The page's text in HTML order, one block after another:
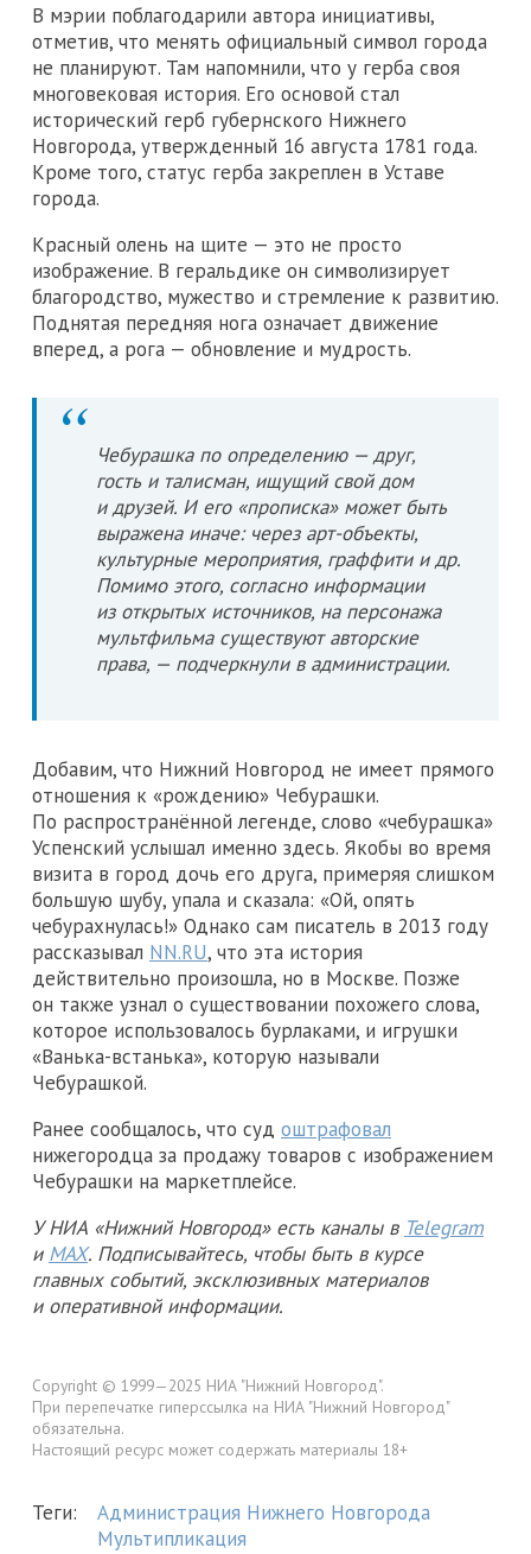
В мэрии поблагодарили автора инициативы,
отметив, что менять официальный символ города
не планируют. Там напомнили, что у герба своя
многовековая история. Его основой стал
исторический герб губернского Нижнего
Новгорода, утвержденный 16 августа 1781 года.
Кроме того, статус герба закреплен в Уставе
города.
Красный олень на щите — это не просто
изображение. В геральдике он символизирует
благородство, мужество и стремление к развитию.
Поднятая передняя нога означает движение
вперед, а рога — обновление и мудрость.
Чебурашка по определению — друг,
гость и талисман, ищущий свой дом
и друзей. И его «прописка» может быть
выражена иначе: через арт-объекты,
культурные мероприятия, граффити и др.
Помимо этого, согласно информации
из открытых источников, на персонажа
мультфильма существуют авторские
права, — подчеркнули в администрации.
Добавим, что Нижний Новгород не имеет прямого
отношения к «рождению» Чебурашки.
По распространённой легенде, слово «чебурашка»
Успенский услышал именно здесь. Якобы во время
визита в город дочь его друга, примеряя слишком
большую шубу, упала и сказала: «Ой, опять
чебурахнулась!» Однако сам писатель в 2013 году
рассказывал NN.RU, что эта история
действительно произошла, но в Москве. Позже
он также узнал о существовании похожего слова,
которое использовалось бурлаками, и игрушки
«Ванька-встанька», которую называли
Чебурашкой.
Ранее сообщалось, что суд оштрафовал
нижегородца за продажу товаров с изображением
Чебурашки на маркетплейсе.
У НИА «Нижний Новгород» есть каналы в Telegram
и MAX. Подписывайтесь, чтобы быть в курсе
главных событий, эксклюзивных материалов
и оперативной информации.
Copyright © 1999—2025 НИА "Нижний Новгород".
При перепечатке гиперссылка на НИА "Нижний Новгород"
обязательна.
Настоящий ресурс может содержать материалы 18+
Теги:
Администрация Нижнего Новгорода
Мультипликация